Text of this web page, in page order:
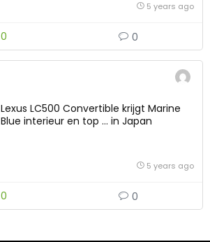
5 years ago
0 0
Lexus LC500 Convertible krijgt Marine
Blue interieur en top … in Japan
5 years ago
0 0